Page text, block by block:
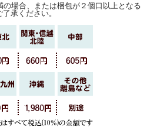
場合、または梱包が２個口以上となる
承ください。